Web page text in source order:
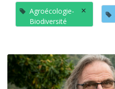
Agroécologie-
Biodiversité
×